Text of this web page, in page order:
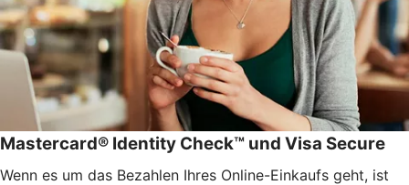
Mastercard® Identity Check™ und Visa Secure
Wenn es um das Bezahlen Ihres Online-Einkaufs geht, ist